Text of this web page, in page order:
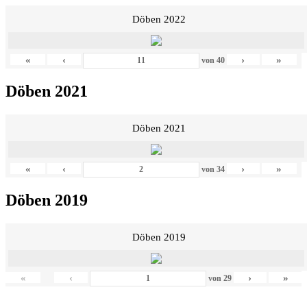
Döben 2022
« ‹ von 40 › »
Döben 2021
Döben 2021
« ‹ von 34 › »
Döben 2019
Döben 2019
« ‹ von 29 › »